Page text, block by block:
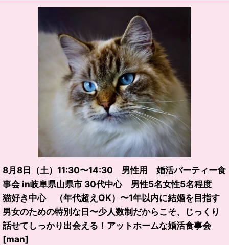
8月8日（土）11:30〜14:30 男性用 婚活パーティー食
事会 in岐阜県山県市 30代中心 男性5名女性5名程度
猫好き中心 （年代超えOK）〜1年以内に結婚を目指す
男女のための特別な日〜少人数制だからこそ、じっくり
話せてしっかり出会える！アットホームな婚活食事会
[man]